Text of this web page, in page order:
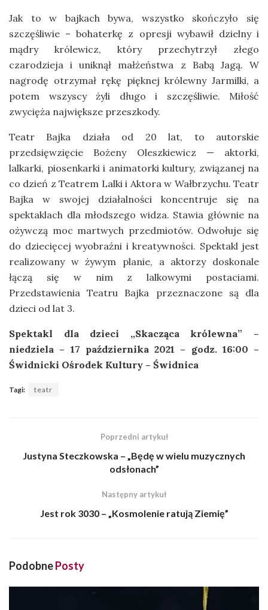
Jak to w bajkach bywa, wszystko skończyło się
szczęśliwie – bohaterkę z opresji wybawił dzielny i
mądry królewicz, który przechytrzył złego
czarodzieja i uniknął małżeństwa z Babą Jagą. W
nagrodę otrzymał rękę pięknej królewny Jarmilki, a
potem wszyscy żyli długo i szczęśliwie. Miłość
zwycięża największe przeszkody.
Teatr Bajka działa od 20 lat, to autorskie
przedsięwzięcie Bożeny Oleszkiewicz — aktorki,
lalkarki, piosenkarki i animatorki kultury, związanej na
co dzień z Teatrem Lalki i Aktora w Wałbrzychu. Teatr
Bajka w swojej działalności koncentruje się na
spektaklach dla młodszego widza. Stawia głównie na
ożywczą moc martwych przedmiotów. Odwołuje się
do dziecięcej wyobraźni i kreatywności. Spektakl jest
realizowany w żywym planie, a aktorzy doskonale
łączą się w nim z lalkowymi postaciami.
Przedstawienia Teatru Bajka przeznaczone są dla
dzieci od lat 3.
Spektakl dla dzieci „Skacząca królewna” –
niedziela – 17 października 2021 – godz. 16:00 –
Świdnicki Ośrodek Kultury – Świdnica
Tagi: teatr
Poprzedni artykuł
Justyna Steczkowska – „Będę w wielu muzycznych
odsłonach”
Następny artykuł
Jest rok 3030 – „Kosmolenie ratują Ziemię”
PodobnePosty